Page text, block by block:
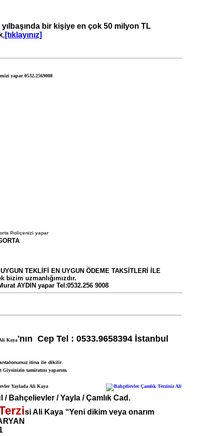
bir kişiye en çok 50 milyon TL
.[tıklayınız]
Poliçenizi yapar
TEKLİFİ EN UYGUN ÖDEME TAKSİTLERİ İLE
bizim uzmanlığımızdır.
AYDIN yapar Tel:0532.256 9008
Kaya'nın Cep Tel : 0533.9658394 İstanbul
itina ile dikilir
Giysinizin tamiratını yaparım.
/ Bahçelievler / Yayla / Çamlık Cad.
si Ali Kaya “Yeni dikim veya onarım